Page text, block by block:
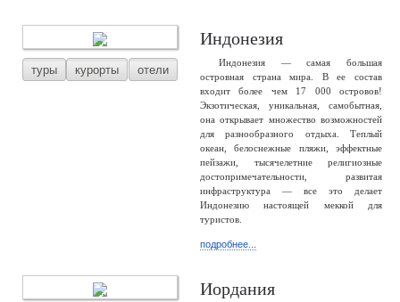
туры курорты отели
Индонезия
Индонезия — самая большая
островная страна мира. В ее состав
входит более чем 17 000 островов!
Экзотическая, уникальная, самобытная,
она открывает множество возможностей
для разнообразного отдыха. Теплый
океан, белоснежные пляжи, эффектные
пейзажи, тысячелетние религиозные
достопримечательности, развитая
инфраструктура — все это делает
Индонезию настоящей меккой для
туристов.
подробнее...
Иордания